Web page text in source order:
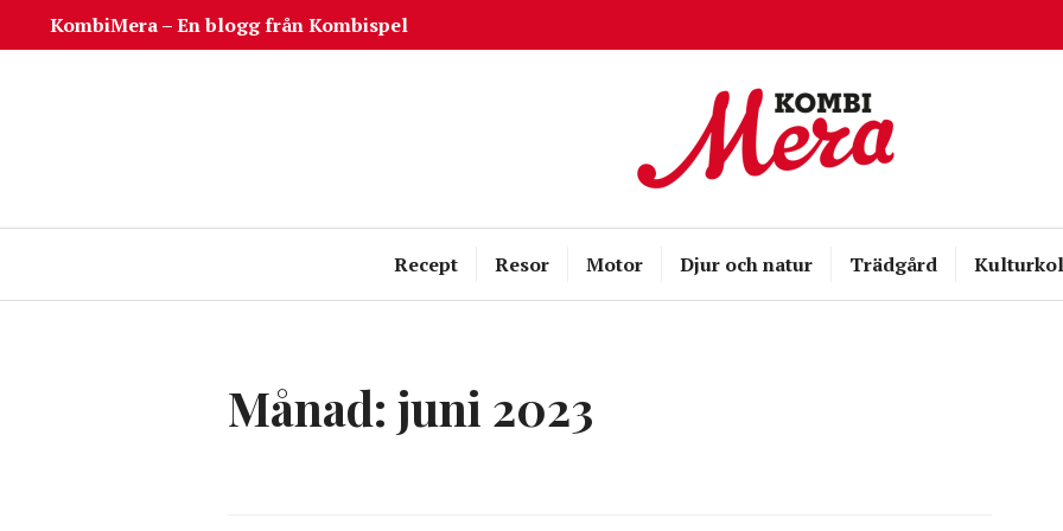
Hoppa
till
KombiMera – En blogg från Kombispel
Kombispel
Recept Resor Motor Djur och natur Trädgård
Månad: juni 2023